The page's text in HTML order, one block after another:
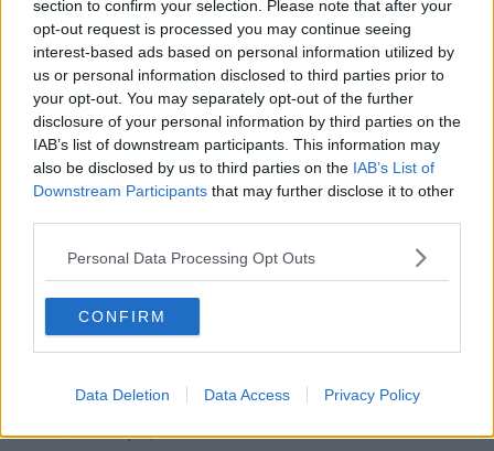
section to confirm your selection. Please note that after your
opt-out request is processed you may continue seeing
interest-based ads based on personal information utilized by
us or personal information disclosed to third parties prior to
your opt-out. You may separately opt-out of the further
disclosure of your personal information by third parties on the
IAB’s list of downstream participants. This information may
also be disclosed by us to third parties on the IAB’s List of
Downstream Participants that may further disclose it to other
Personal Data Processing Opt Outs
CONFIRM
Data Deletion Data Access Privacy Policy
Pontedera. E quando terminerà questa raccolta, le firme saranno
presentate all'amministrazione comunale.
Il "Comitato Proteggiamo il Parco Bellaria Pontedera" è sempre
più deciso di combattere questa "battaglia che porterà nell'ex
campo sportivo, e ora spazio verde a ridosso dell'argine dell'Era,
unalottizzazione edilizia. "Faremo infatti conoscere ai cittadini la
variante adotta due anni fa, nel 2019, che comporterà la
, meta di passeggiate, incontri e
aria fresca nell'ex campo dove si giocava a calcio".
La prima convenzione venne firmata 12 anni fa; ora, con la
seconda, il rischio di troppo cemento, a loro giudizio, è vicino. I
cittadini denunciano infatti che il Comune di Pontedera e la società
prevedono la
"riduzione dello spazio verde pubblico per
costruire altre case mentre altre sono ancora invendute". La
raccolta, comunque, continua.